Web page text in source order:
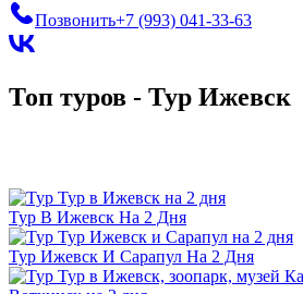
Позвонить+7 (993) 041-33-63
Топ туров - Тур Ижевск
Тур В Ижевск На 2 Дня
Тур Ижевск И Сарапул На 2 Дня